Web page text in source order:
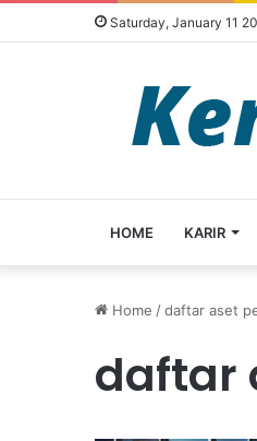
Saturday, January 11
HOME KARIR
Home /daftar aset
daftar